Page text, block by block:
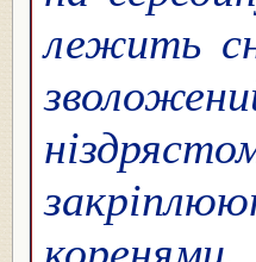
лежить